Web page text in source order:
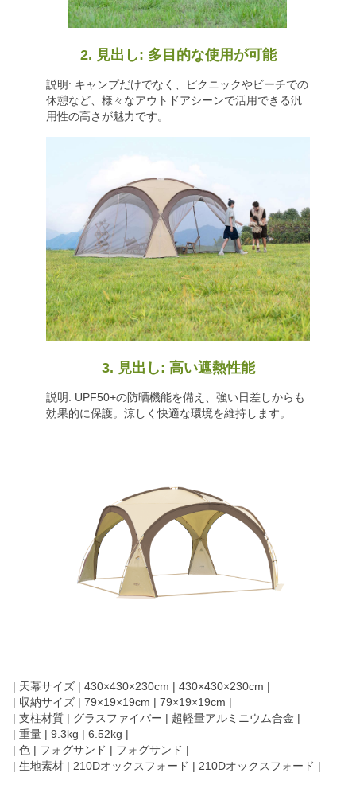
2. 見出し: 多目的な使用が可能
説明: キャンプだけでなく、ピクニックやビーチでの
休憩など、様々なアウトドアシーンで活用できる汎
用性の高さが魅力です。
3. 見出し: 高い遮熱性能
説明: UPF50+の防晒機能を備え、強い日差しからも
効果的に保護。涼しく快適な環境を維持します。
| 天幕サイズ | 430×430×230cm | 430×430×230cm |
| 収納サイズ | 79×19×19cm | 79×19×19cm |
| 支柱材質 | グラスファイバー | 超軽量アルミニウム合金 |
| 重量 | 9.3kg | 6.52kg |
| 色 | フォグサンド | フォグサンド |
| 生地素材 | 210Dオックスフォード | 210Dオックスフォード |